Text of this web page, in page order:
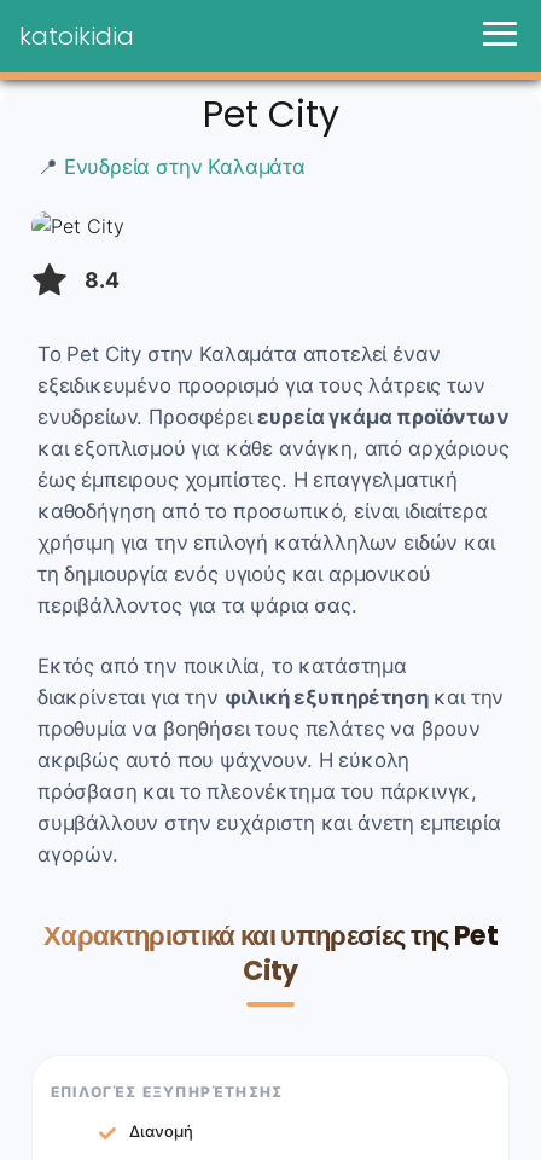
katoikidia
Pet City
📍 Ενυδρεία στην Καλαμάτα
8.4
Το Pet City στην Καλαμάτα αποτελεί έναν
εξειδικευμένο προορισμό για τους λάτρεις των
ενυδρείων. Προσφέρειευρεία γκάμα προϊόντων
και εξοπλισμού για κάθε ανάγκη, από αρχάριους
έως έμπειρους χομπίστες. Η επαγγελματική
καθοδήγηση από το προσωπικό, είναι ιδιαίτερα
χρήσιμη για την επιλογή κατάλληλων ειδών και
τη δημιουργία ενός υγιούς και αρμονικού
περιβάλλοντος για τα ψάρια σας.
Εκτός από την ποικιλία, το κατάστημα
διακρίνεται για την φιλική εξυπηρέτησηκαι την
προθυμία να βοηθήσει τους πελάτες να βρουν
ακριβώς αυτό που ψάχνουν. Η εύκολη
πρόσβαση και το πλεονέκτημα του πάρκινγκ,
συμβάλλουν στην ευχάριστη και άνετη εμπειρία
αγορών.
Χαρακτηριστικά και υπηρεσίες της Pet
City
ΕΠΙΛΟΓΈΣ ΕΞΥΠΗΡΈΤΗΣΗΣ
Διανομή